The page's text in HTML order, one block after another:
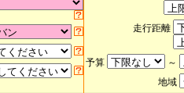
走行距離
予算
～
地域